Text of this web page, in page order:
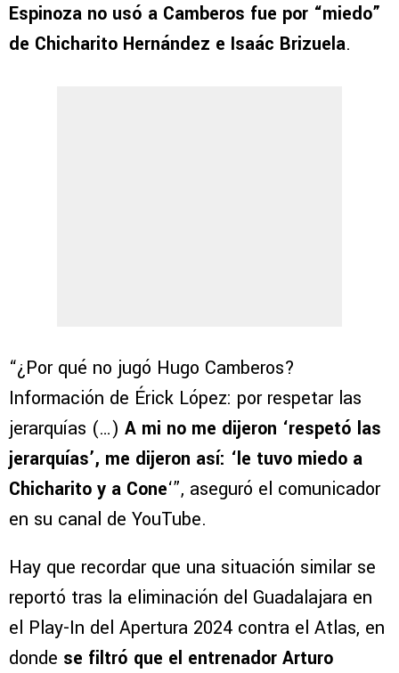
Espinoza no usó a Camberos fue por “miedo”
de Chicharito Hernández e Isaác Brizuela.
“¿Por qué no jugó Hugo Camberos?
Información de Érick López: por respetar las
jerarquías (…) A mi no me dijeron ‘respetó las
jerarquías’, me dijeron así: ‘le tuvo miedo a
Chicharito y a Cone‘”, aseguró el comunicador
en su canal de YouTube.
Hay que recordar que una situación similar se
reportó tras la eliminación del Guadalajara en
el Play-In del Apertura 2024 contra el Atlas, en
donde se filtró que el entrenador Arturo